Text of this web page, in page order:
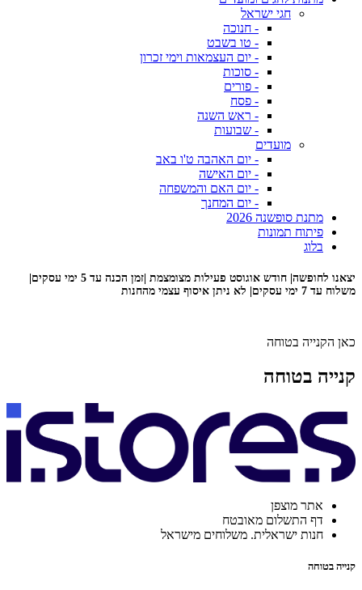
חגי ישראל
- חנוכה
- טו בשבט
- יום העצמאות וימי זכרון
- סוכות
- פורים
- פסח
- ראש השנה
- שבועות
מועדים
- יום האהבה ט'ו באב
- יום האישה
- יום האם והמשפחה
- יום המחנך
מתנת סופשנה 2026
פיתוח תמונות
בלוג
יצאנו לחופשה| חודש אוגוסט פעילות מצומצמת |זמן הכנה עד 5 ימי עסקים|
משלוח עד 7 ימי עסקים| לא ניתן איסוף עצמי מהחנות
כאן הקנייה בטוחה
קנייה בטוחה
אתר מוצפן
דף התשלום מאובטח
חנות ישראלית. משלוחים מישראל
קנייה בטוחה